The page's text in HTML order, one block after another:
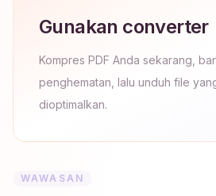
Gunakan converter
Kompres PDF Anda sekarang,
penghematan, lalu unduh file
dioptimalkan.
WAWASAN